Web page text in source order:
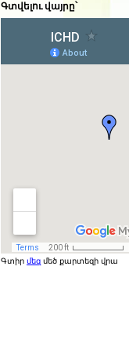
Գտվելու վայրը՝
Գտիր մեզ մեծ քարտեզի վրա